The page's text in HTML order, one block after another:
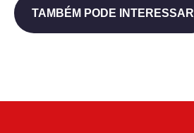
TAMBÉM PODE INTERESSAR